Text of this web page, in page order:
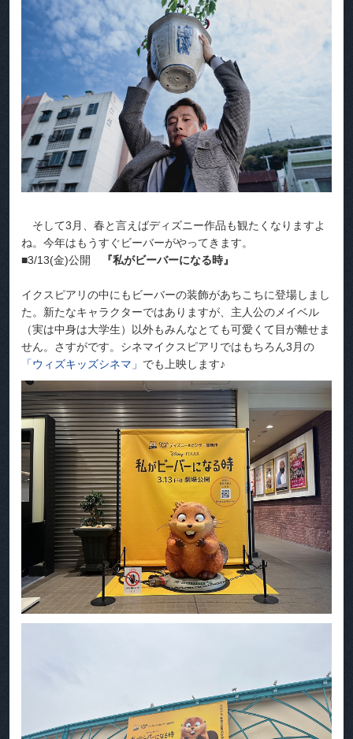
そして3月、春と言えばディズニー作品も観たくなりますよ
ね。今年はもうすぐビーバーがやってきます。
■3/13(金)公開
『私がビーバーになる時』
イクスピアリの中にもビーバーの装飾があちこちに登場しまし
た。新たなキャラクターではありますが、主人公のメイベル
（実は中身は大学生）以外もみんなとても可愛くて目が離せま
せん。さすがです。シネマイクスピアリではもちろん3月の
「ウィズキッズシネマ」 でも上映します♪